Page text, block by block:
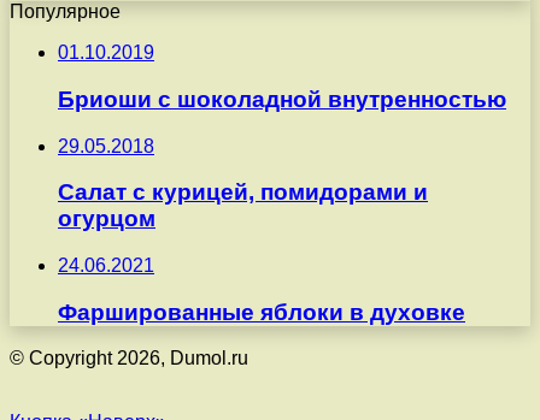
Популярное
01.10.2019
Бриоши с шоколадной внутренностью
29.05.2018
Салат с курицей, помидорами и
огурцом
24.06.2021
Фаршированные яблоки в духовке
© Copyright 2026, Dumol.ru